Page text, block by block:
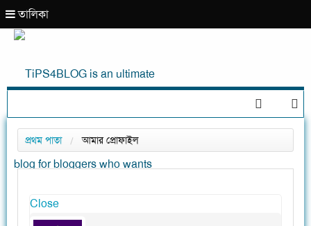
তালিকা
প্রথম পাতা আমার প্রোফাইল
Close